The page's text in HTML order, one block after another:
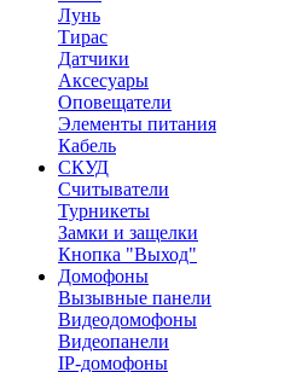
Лунь
Тирас
Датчики
Аксесуары
Оповещатели
Элементы питания
Кабель
СКУД
Считыватели
Турникеты
Замки и защелки
Кнопка "Выход"
Домофоны
Вызывные панели
Видеодомофоны
Видеопанели
IP-домофоны